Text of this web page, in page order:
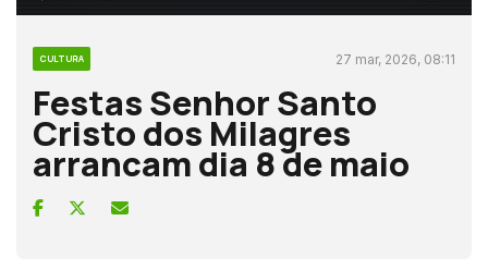
CULTURA 27 mar, 2026, 08:11
Festas Senhor Santo
Cristo dos Milagres
arrancam dia 8 de maio